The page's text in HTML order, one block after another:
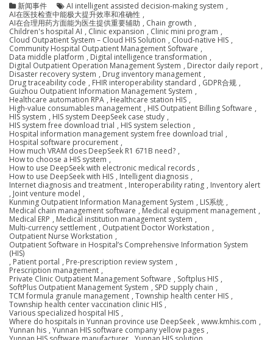
新闻事件 AI intelligent assisted decision-making system ,
AI在医技检查中能极大提升效率和准确性 ,
AI在合理用药方面能为医生提供重要辅助 , Chain growth ,
Children's hospital AI , Clinic expansion , Clinic mini program ,
Cloud Outpatient System – Cloud HIS Solution , Cloud-native HIS ,
Community Hospital Outpatient Management Software ,
Data middle platform , Digital intelligence transformation ,
Digital Outpatient Operation Management System , Director daily report ,
Disaster recovery system , Drug inventory management ,
Drug traceability code , FHIR interoperability standard , GDPR合规 ,
Guizhou Outpatient Information Management System ,
Healthcare automation RPA , Healthcare station HIS ,
High-value consumables management , HIS Outpatient Billing Software ,
HIS system , HIS system DeepSeek case study ,
HIS system free download trial , HIS system selection ,
Hospital information management system free download trial ,
Hospital software procurement ,
How much VRAM does DeepSeek R1 671B need? ,
How to choose a HIS system ,
How to use DeepSeek with electronic medical records ,
How to use DeepSeek with HIS , Intelligent diagnosis ,
Internet diagnosis and treatment , Interoperability rating , Inventory alert
, Joint venture model ,
Kunming Outpatient Information Management System , LIS系统 ,
Medical chain management software , Medical equipment management ,
Medical ERP , Medical institution management system ,
Multi-currency settlement , Outpatient Doctor Workstation ,
Outpatient Nurse Workstation ,
Outpatient Software in Hospital’s Comprehensive Information System
(HIS)
, Patient portal , Pre-prescription review system ,
Prescription management ,
Private Clinic Outpatient Management Software , Softplus HIS ,
SoftPlus Outpatient Management System , SPD supply chain ,
TCM formula granule management , Township health center HIS ,
Township health center vaccination clinic HIS ,
Various specialized hospital HIS ,
Where do hospitals in Yunnan province use DeepSeek , www.kmhis.com ,
Yunnan his , Yunnan HIS software company yellow pages ,